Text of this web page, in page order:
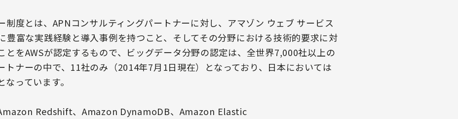
制度とは、APNコンサルティングパートナーに対し、アマゾン ウェブ サービス
豊富な実践経験と導入事例を持つこと、そしてその分野における技術的要求に対
とをAWSが認定するもので、ビッグデータ分野の認定は、全世界7,000社以上の
トナーの中で、11社のみ（2014年7月1日現在）となっており、日本においては
っています。
Redshift、Amazon DynamoDB、Amazon Elastic